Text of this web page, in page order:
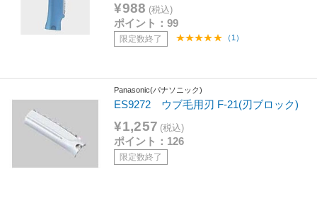
¥988 (税込)
ポイント：99
限定数終了 （1）
Panasonic(パナソニック)
ES9272 ウブ毛用刃 F-21(刃ブロック)
¥1,257 (税込)
ポイント：126
限定数終了